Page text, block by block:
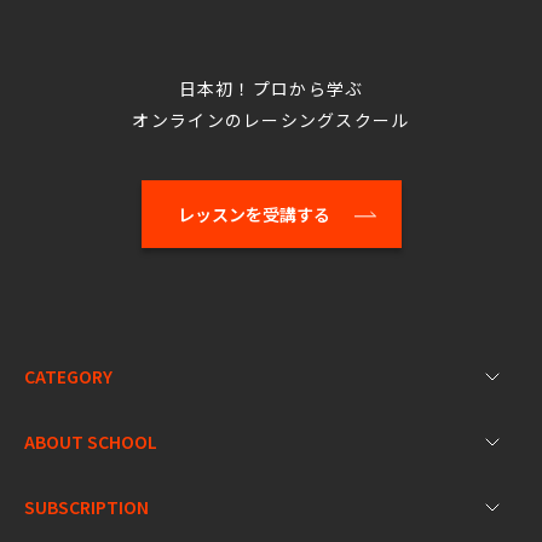
日本初！プロから学ぶ
オンラインのレーシングスクール
レッスンを受講する
CATEGORY
ABOUT SCHOOL
SUBSCRIPTION